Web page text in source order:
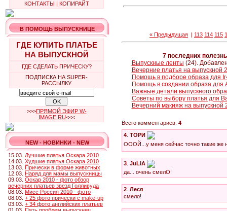
КОНТАКТЫ | КОПИРАЙТ
В ПОМОЩЬ ВЫПУСКНИЦЕ
ГДЕ КУПИТЬ ПЛАТЬЕ
НА ВЫПУСКНОЙ
ГДЕ СДЕЛАТЬ ПРИЧЕСКУ?
ПОДПИСКА НА SUPER-
РАССЫЛКУ
>>>ПРЯМОЙ ЭФИР W-
IMAGE.RU<<<
NEW - НОВИНКИ - NEW
15.03. Лучшие платья Оскара 2010
14.03. Худшие платья Оскара 2010
13.03. Прически в форме животных
12.03. Наряд для мамы выпускницы
09.03. Оскар 2010 - фото обзор
вечерних платьев звезд Голливуда
08.03. Мисс Россия 2010 - фото
08.03. + 25 фото прически с make-up
03.03. + 34 фото английских платьев
« Предыдущая | 113 114 115
7 последних
Выпускные ленты (24).
Вечерние платья на выпускной
Помощь в подборе образа для
Помощь в создании образа для
Важные детали выпускного
Советы по выбору платья для
Вечерний макияж на выпускной
Всего комментариев: 4
4 ТОРИ
ОООЙ...у меня сейчас точно такие же
3 JuLiA
да... очень смелО!
2 Леся
смело!